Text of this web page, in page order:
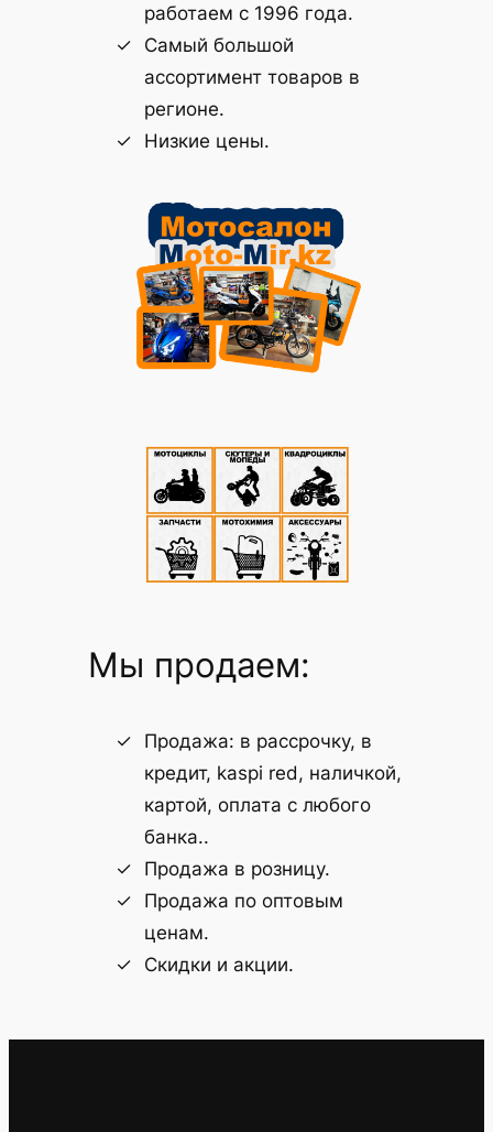
работаем с 1996 года.
Самый большой
ассортимент товаров в
регионе.
Низкие цены.
Мы продаем:
Продажа: в рассрочку, в
кредит, kaspi red, наличкой,
картой, оплата с любого
банка..
Продажа в розницу.
Продажа по оптовым
ценам.
Скидки и акции.